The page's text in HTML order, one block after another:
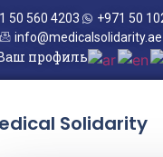
50 560 4203
+971 50
info@medicalsolidarity.ae
профиль
Solidarity